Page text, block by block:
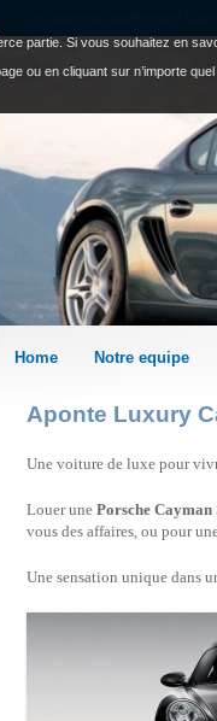
partie. Si vous souhaitez en
ou en cliquant sur n’importe
Home Notre equipe
Aponte Luxury
Une voiture de luxe pour
Louer une Porsche Cayman
vous des affaires, ou pour
Une sensation unique dans